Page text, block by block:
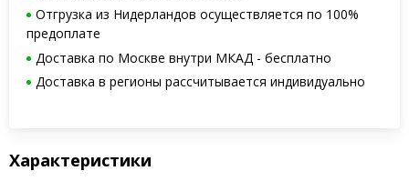
Отгрузка из Нидерландов осуществляется по 100%
предоплате
Доставка по Москве внутри МКАД - бесплатно
Доставка в регионы рассчитывается индивидуально
Характеристики